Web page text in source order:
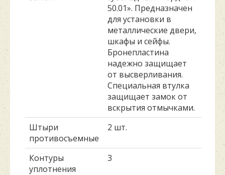
50.01». Предназначен
для установки в
металлические двери,
шкафы и сейфы.
Бронепластина
надежно защищает
от высверливания.
Специальная втулка
защищает замок от
вскрытия отмычками.
Штыри
противосъемные
2 шт.
Контуры
уплотнения
3